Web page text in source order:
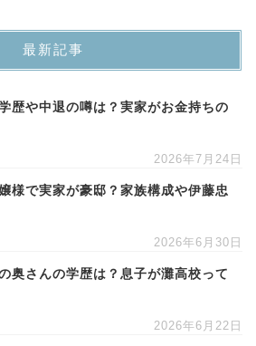
最新記事
歴や中退の噂は？実家がお金持ちの
2026年7月24日
様で実家が豪邸？家族構成や伊藤忠
2026年6月30日
奥さんの学歴は？息子が灘高校って
2026年6月22日